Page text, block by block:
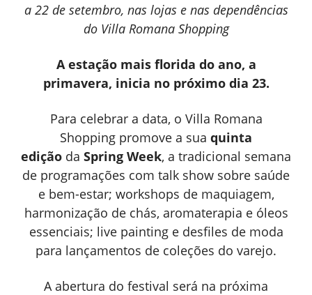
a 22 de setembro, nas lojas e nas dependências
do Villa Romana Shopping
A estação mais florida do ano, a
primavera, inicia no próximo dia 23.
Para celebrar a data, o Villa Romana
Shopping promove a sua quinta
edição da Spring Week, a tradicional semana
de programações com talk show sobre saúde
e bem-estar; workshops de maquiagem,
harmonização de chás, aromaterapia e óleos
essenciais; live painting e desfiles de moda
para lançamentos de coleções do varejo.
A abertura do festival será na próxima